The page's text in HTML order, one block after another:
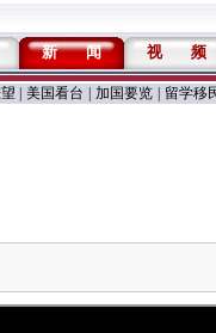
新 闻 视 频
美国看台 加国要览 留学移